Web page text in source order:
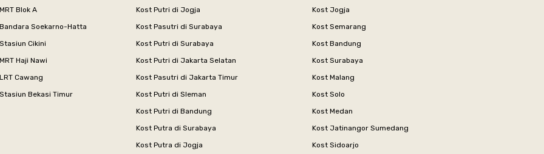
Blok A
Soekarno-Hatta
Cikini
Haji Nawi
Cawang
Bekasi Timur
Kost Putri di Jogja
Kost Pasutri di Surabaya
Kost Putri di Surabaya
Kost Putri di Jakarta Selatan
Kost Pasutri di Jakarta Timur
Kost Putri di Sleman
Kost Putri di Bandung
Kost Putra di Surabaya
Kost Putra di Jogja
Kost Jogja
Kost Semarang
Kost Bandung
Kost Surabaya
Kost Malang
Kost Solo
Kost Medan
Kost Jatinangor Sumedang
Kost Sidoarjo